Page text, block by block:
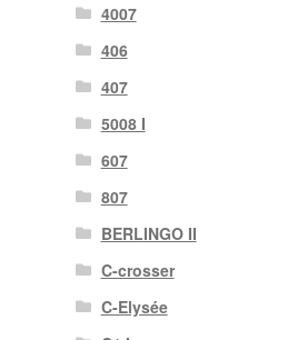
4007
406
407
5008 I
607
807
BERLINGO II
C-crosser
C-Elysée